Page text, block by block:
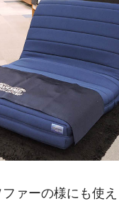
ァーの様にも使え